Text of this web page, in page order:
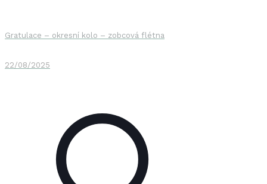
Gratulace – okresní kolo – zobcová flétna
22/08/2025